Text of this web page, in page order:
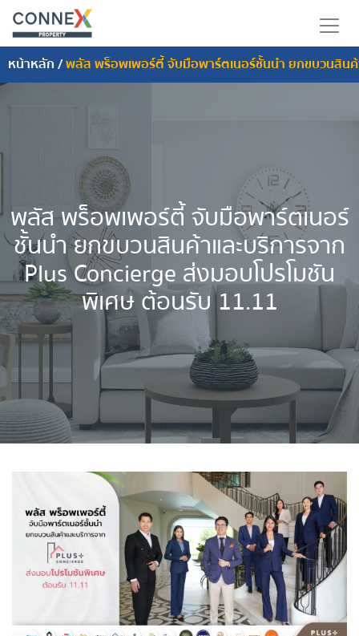
หน้าหลัก/พลัส พร็อพเพอร์ตี้ จับมือพาร์ตเนอร์ชั้นนำ ยกขบวนสินค้
พลัส พร็อพเพอร์ตี้ จับมือพาร์ตเนอร์
ชั้นนำ ยกขบวนสินค้าและบริการจาก
Plus Concierge ส่งมอบโปรโมชัน
พิเศษ ต้อนรับ 11.11